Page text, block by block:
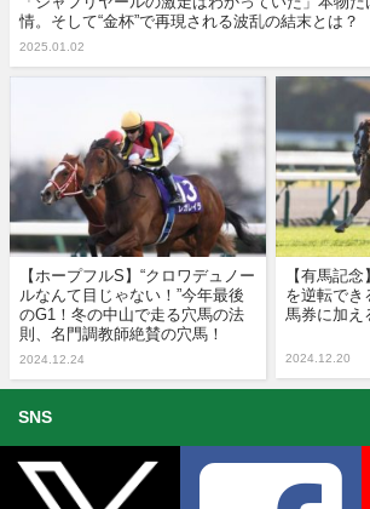
情。そして“金杯”で再現される波乱の結末とは？
2025.01.02
【ホープフルS】“クロワデュノー
ルなんて目じゃない！”今年最後
のG1！冬の中山で走る穴馬の法
則、名門調教師絶賛の穴馬！
2024.12.24
【有馬記
を逆転でき
馬券に加え
2024.12.20
SNS